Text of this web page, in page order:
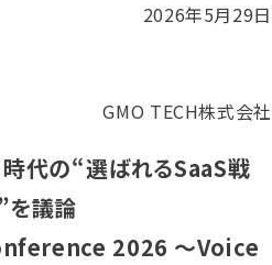
2026年5月29日
GMO TECH株式会社
代の“選ばれるSaaS戦
を議論
2026 ～Voice